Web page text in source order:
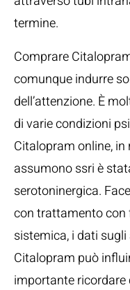
termine.
Comprare
comunque indurre
dell’attenzione. È
di varie condizioni
Citalopram online,
assumono ssri è
serotoninergica.
con trattamento
sistemica, i dati
Citalopram può
importante